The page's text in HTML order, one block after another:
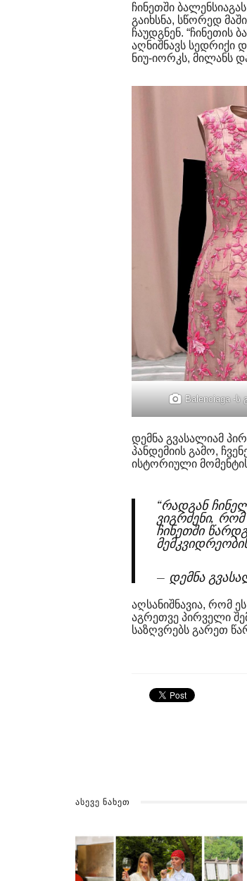
ჩინეთში
გაიხსნა, სწორედ
ჩაუდგნენ. “ჩინეთის
აღნიშნავს სედრიქი
ნიუ-იორკს, მილანს
Balenciaga -ს
დემნა გვასალიამ
პანდემიის გამო,
ისტორიული
“რადგან
ვიგრძენი,
ჩინეთში
– დემნა
აღსანიშნავია, რომ
აგრეთვე პირველი
საზღვრებს გარეთ
ᲐᲡᲔᲕᲔ ᲜᲐᲮᲔᲗ